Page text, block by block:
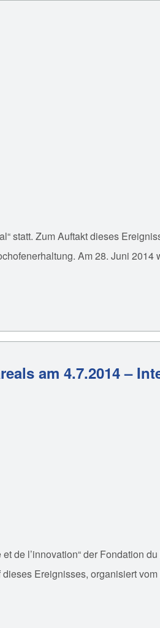
statt. Zum Auftakt dieses
Am 28. Juni
am 4.7.2014 –
de l’innovation“ der Fondation
Ereignisses, organisiert